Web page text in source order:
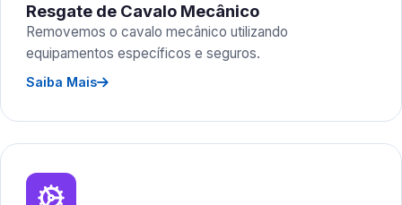
Resgate de Cavalo Mecânico
Removemos o cavalo mecânico utilizando
equipamentos específicos e seguros.
Saiba Mais